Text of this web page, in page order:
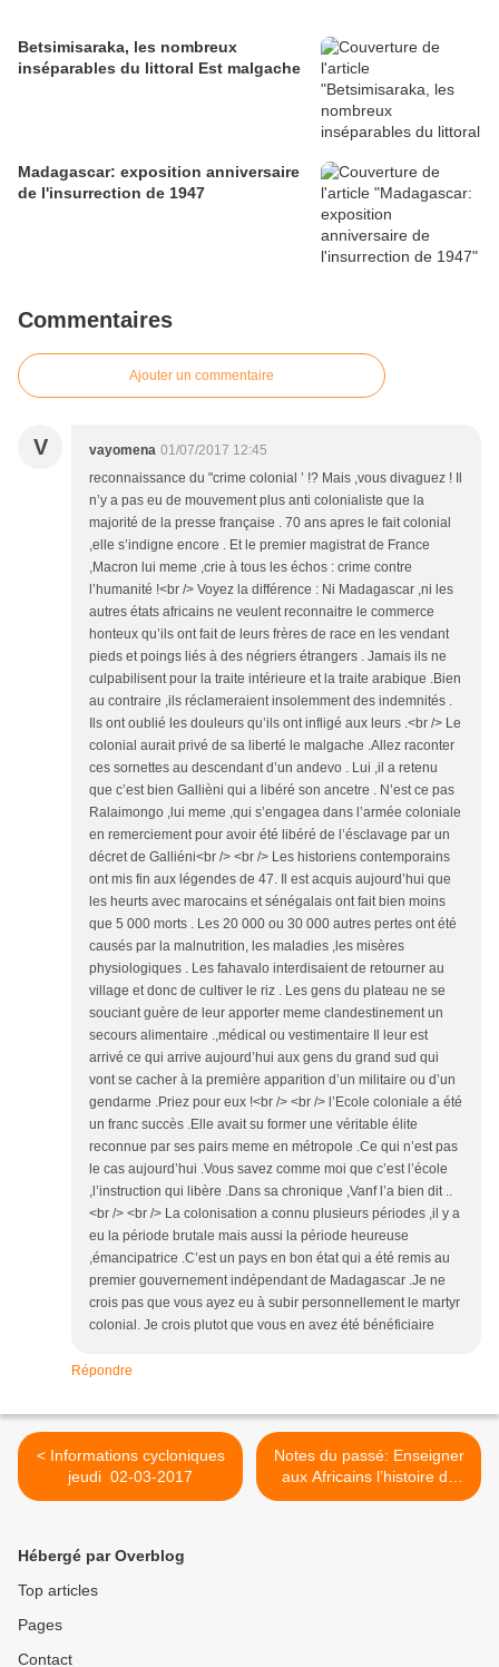
Betsimisaraka, les nombreux
inséparables du littoral Est malgache
Madagascar: exposition anniversaire
de l'insurrection de 1947
Commentaires
Ajouter un commentaire
V vayomena 01/07/2017 12:45
reconnaissance du "crime colonial ’ !? Mais ,vous divaguez ! Il
n’y a pas eu de mouvement plus anti colonialiste que la
majorité de la presse française . 70 ans apres le fait colonial
,elle s’indigne encore . Et le premier magistrat de France
,Macron lui meme ,crie à tous les échos : crime contre
l’humanité !<br /> Voyez la différence : Ni Madagascar ,ni les
autres états africains ne veulent reconnaitre le commerce
honteux qu’ils ont fait de leurs frères de race en les vendant
pieds et poings liés à des négriers étrangers . Jamais ils ne
culpabilisent pour la traite intérieure et la traite arabique .Bien
au contraire ,ils réclameraient insolemment des indemnités .
Ils ont oublié les douleurs qu’ils ont infligé aux leurs .<br /> Le
colonial aurait privé de sa liberté le malgache .Allez raconter
ces sornettes au descendant d’un andevo . Lui ,il a retenu
que c’est bien Gallièni qui a libéré son ancetre . N’est ce pas
Ralaimongo ,lui meme ,qui s’engagea dans l’armée coloniale
en remerciement pour avoir été libéré de l’ésclavage par un
décret de Galliéni<br /> <br /> Les historiens contemporains
ont mis fin aux légendes de 47. Il est acquis aujourd’hui que
les heurts avec marocains et sénégalais ont fait bien moins
que 5 000 morts . Les 20 000 ou 30 000 autres pertes ont été
causés par la malnutrition, les maladies ,les misères
physiologiques . Les fahavalo interdisaient de retourner au
village et donc de cultiver le riz . Les gens du plateau ne se
souciant guère de leur apporter meme clandestinement un
secours alimentaire .,médical ou vestimentaire Il leur est
arrivé ce qui arrive aujourd’hui aux gens du grand sud qui
vont se cacher à la première apparition d’un militaire ou d’un
gendarme .Priez pour eux !<br /> <br /> l’Ecole coloniale a été
un franc succès .Elle avait su former une véritable élite
reconnue par ses pairs meme en métropole .Ce qui n’est pas
le cas aujourd’hui .Vous savez comme moi que c’est l’école
,l’instruction qui libère .Dans sa chronique ,Vanf l’a bien dit ..
<br /> <br /> La colonisation a connu plusieurs périodes ,il y a
eu la période brutale mais aussi la période heureuse
,émancipatrice .C’est un pays en bon état qui a été remis au
premier gouvernement indépendant de Madagascar .Je ne
crois pas que vous ayez eu à subir personnellement le martyr
colonial. Je crois plutot que vous en avez été bénéficiaire
Répondre
< Informations cycloniques
jeudi 02-03-2017
Notes du passé: Enseigner
aux Africains l’histoire de
l’Afrique précoloniale >
Hébergé par Overblog
Top articles
Pages
Contact